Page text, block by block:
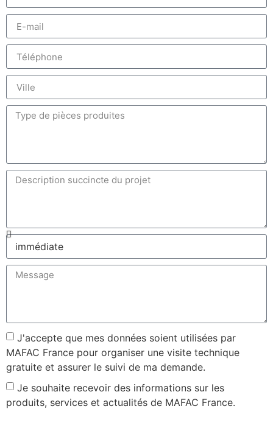
J'accepte que mes données soient utilisées par
MAFAC France pour organiser une visite technique
gratuite et assurer le suivi de ma demande.
Je souhaite recevoir des informations sur les
produits, services et actualités de MAFAC France.